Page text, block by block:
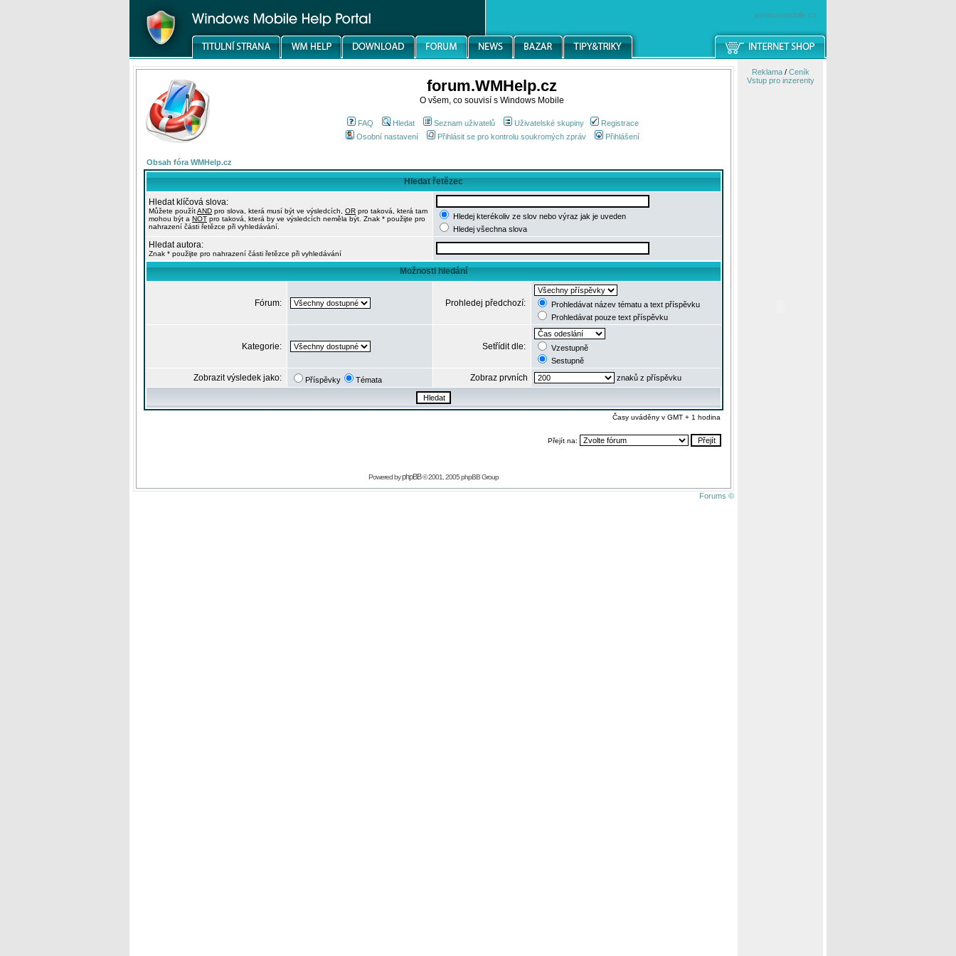
windowsmobile.cz
forum.WMHelp.cz
O všem, co souvisí s Windows Mobile
FAQ Hledat Seznam uživatelů Uživatelské skupiny
Registrace
Osobní nastavení
Přihlásit se pro kontrolu soukromých zpráv Přihlášení
Obsah fóra WMHelp.cz
Hledat řetězec
Hledat klíčová slova:
Můžete použítAND pro slova, která musí být ve výsledcích, OR pro taková, která tam
mohou být a NOT pro taková, která by ve výsledcích neměla být. Znak * použijte pro
nahrazení části řetězce při vyhledávání.
Hledej kterékoliv ze slov nebo výraz jak je uveden
Hledej všechna slova
Hledat autora:
Znak * použijte pro nahrazení části řetězce při vyhledávání
Možnosti hledání
Fórum: Prohledej předchozí:
Prohledávat název tématu a text příspěvku
Prohledávat pouze text příspěvku
Kategorie: Setřídit dle:
Vzestupně
Sestupně
Zobrazit výsledek jako: Příspěvky Témata Zobraz prvních znaků z příspěvku
Časy uváděny v GMT + 1 hodina
Přejít na:
Powered byphpBB© 2001, 2005 phpBB Group
Forums ©
Reklama/ Ceník
Vstup pro inzerenty